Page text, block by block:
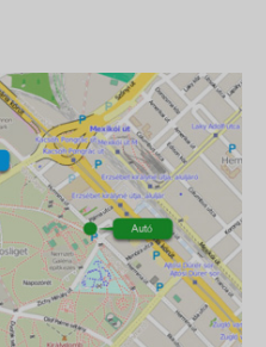
avec un abonnement
fonctionner. L'achat, les
l'abonnement logiciel et
avec le logiciel, et nous
sujet.
si vous souhaitez
une carte de crédit SMS